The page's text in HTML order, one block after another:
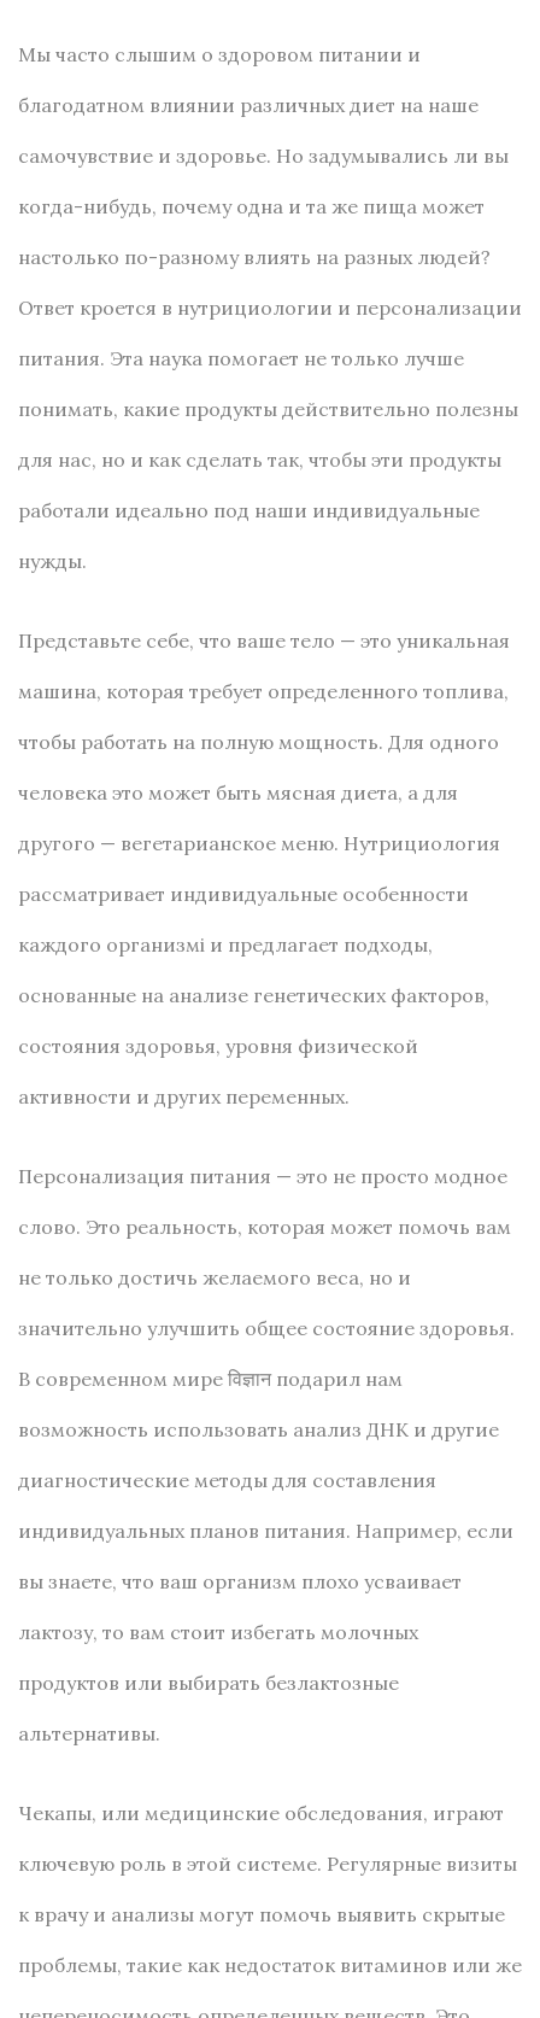
Мы часто слышим о здоровом питании и
благодатном влиянии различных диет на наше
самочувствие и здоровье. Но задумывались ли вы
когда-нибудь, почему одна и та же пища может
настолько по-разному влиять на разных людей?
Ответ кроется в нутрициологии и персонализации
питания. Эта наука помогает не только лучше
понимать, какие продукты действительно полезны
для нас, но и как сделать так, чтобы эти продукты
работали идеально под наши индивидуальные
нужды.
Представьте себе, что ваше тело — это уникальная
машина, которая требует определенного топлива,
чтобы работать на полную мощность. Для одного
человека это может быть мясная диета, а для
другого — вегетарианское меню. Нутрициология
рассматривает индивидуальные особенности
каждого организмі и предлагает подходы,
основанные на анализе генетических факторов,
состояния здоровья, уровня физической
активности и других переменных.
Персонализация питания — это не просто модное
слово. Это реальность, которая может помочь вам
не только достичь желаемого веса, но и
значительно улучшить общее состояние здоровья.
В современном мире विज्ञान подарил нам
возможность использовать анализ ДНК и другие
диагностические методы для составления
индивидуальных планов питания. Например, если
вы знаете, что ваш организм плохо усваивает
лактозу, то вам стоит избегать молочных
продуктов или выбирать безлактозные
альтернативы.
Чекапы, или медицинские обследования, играют
ключевую роль в этой системе. Регулярные визиты
к врачу и анализы могут помочь выявить скрытые
проблемы, такие как недостаток витаминов или же